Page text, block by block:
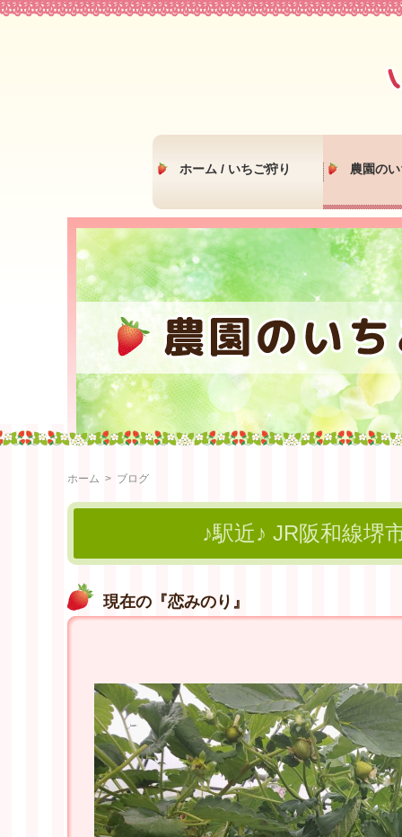
ホーム / いちご狩り 農園の
ホーム > ブログ
♪駅近♪ JR阪和線堺
現在の『恋みのり』